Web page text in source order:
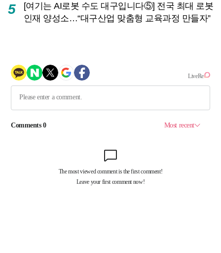
5
[여기는 AI로봇 수도 대구입니다⑤] 전국 최대 로봇
인재 양성소…“대구산업 맞춤형 교육과정 만들자”